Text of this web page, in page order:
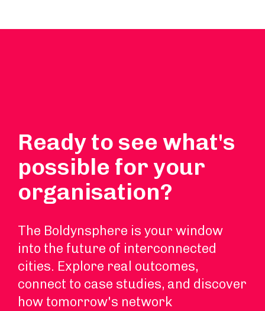
Ready to see what's
possible for your
organisation?
The Boldynsphere is your window
into the future of interconnected
cities. Explore real outcomes,
connect to case studies, and discover
how tomorrow's network